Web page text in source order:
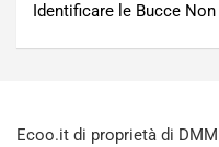
Identificare le Bucce
Ecoo.it di proprietà di